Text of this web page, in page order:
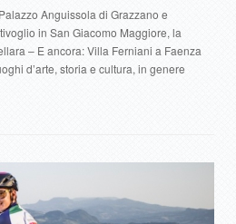
Anguissola di Grazzano e
in San Giacomo Maggiore, la
– E ancora: Villa Ferniani a Faenza
d’arte, storia e cultura, in genere